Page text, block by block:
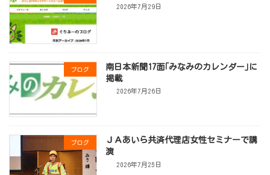
2026年7月29日
ブログ
南日本新聞17面｢みなみのカレンダー｣に
掲載
2026年7月26日
ブログ
ＪＡあいら共済代理店女性セミナーで講
演
2026年7月25日